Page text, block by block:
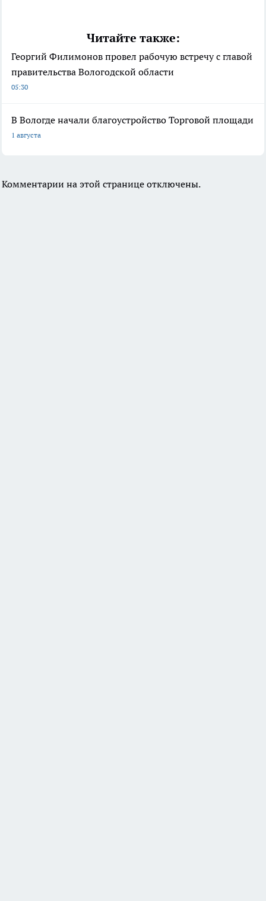
Читайте также:
Георгий Филимонов провел рабочую встречу с главой
правительства Вологодской области
05:30
В Вологде начали благоустройство Торговой площади
1 августа
Комментарии на этой странице отключены.